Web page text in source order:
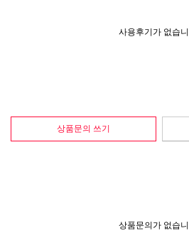
사용후기가 없습
상품문의 쓰기
상품문의가 없습